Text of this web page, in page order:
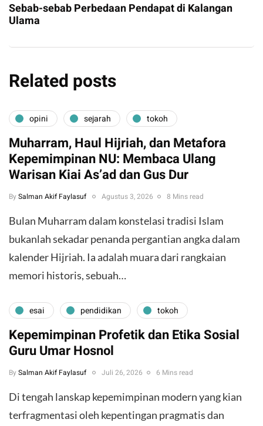
Sebab-sebab Perbedaan Pendapat di Kalangan
Ulama
Related posts
opini sejarah tokoh
Muharram, Haul Hijriah, dan Metafora
Kepemimpinan NU: Membaca Ulang
Warisan Kiai As’ad dan Gus Dur
By Salman Akif Faylasuf Agustus 3, 2026 8 Mins read
Bulan Muharram dalam konstelasi tradisi Islam
bukanlah sekadar penanda pergantian angka dalam
kalender Hijriah. Ia adalah muara dari rangkaian
memori historis, sebuah…
esai pendidikan tokoh
Kepemimpinan Profetik dan Etika Sosial
Guru Umar Hosnol
By Salman Akif Faylasuf Juli 26, 2026 6 Mins read
Di tengah lanskap kepemimpinan modern yang kian
terfragmentasi oleh kepentingan pragmatis dan